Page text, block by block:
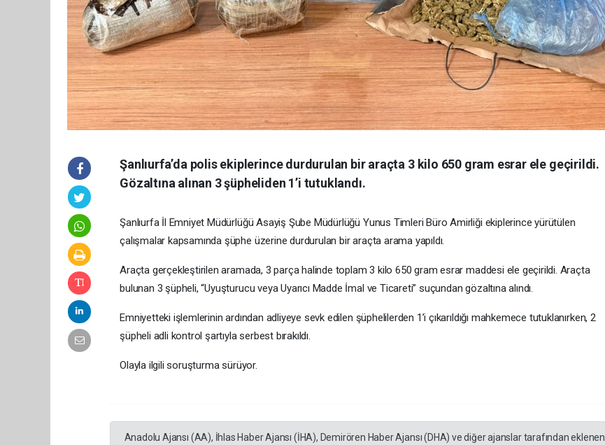
Şanlıurfa’da polis ekiplerince durdurulan bir araçta 3 kilo 650 gram esrar ele geçirildi.
Gözaltına alınan 3 şüpheliden 1’i tutuklandı.
Şanlıurfa İl Emniyet Müdürlüğü Asayiş Şube Müdürlüğü Yunus Timleri Büro Amirliği ekiplerince yürütülen
çalışmalar kapsamında şüphe üzerine durdurulan bir araçta arama yapıldı.
Araçta gerçekleştirilen aramada, 3 parça halinde toplam 3 kilo 650 gram esrar maddesi ele geçirildi. Araçta
bulunan 3 şüpheli, “Uyuşturucu veya Uyarıcı Madde İmal ve Ticareti” suçundan gözaltına alındı.
Emniyetteki işlemlerinin ardından adliyeye sevk edilen şüphelilerden 1’i çıkarıldığı mahkemece tutuklanırken, 2
şüpheli adli kontrol şartıyla serbest bırakıldı.
Olayla ilgili soruşturma sürüyor.
Anadolu Ajansı (AA), İhlas Haber Ajansı (İHA), Demirören Haber Ajansı (DHA) ve diğer ajanslar tarafından eklenen